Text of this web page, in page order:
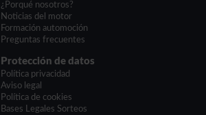
¿Porqué nosotros?
Noticias del motor
Formación automoción
Preguntas frecuentes
Protección de datos
Política privacidad
Aviso legal
Política de cookies
Bases Legales Sorteos